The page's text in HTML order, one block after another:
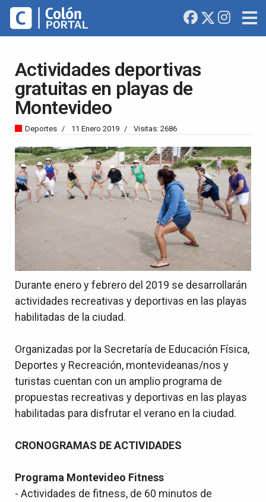
Actividades deportivas
gratuitas en playas de
Montevideo
Deportes 11 Enero 2019 Visitas: 2686
Durante enero y febrero del 2019 se desarrollarán
actividades recreativas y deportivas en las playas
habilitadas de la ciudad.
Organizadas por la Secretaría de Educación Física,
Deportes y Recreación, montevideanas/nos y
turistas cuentan con un amplio programa de
propuestas recreativas y deportivas en las playas
habilitadas para disfrutar el verano en la ciudad.
CRONOGRAMAS DE ACTIVIDADES
Programa Montevideo Fitness
- Actividades de fitness, de 60 minutos de